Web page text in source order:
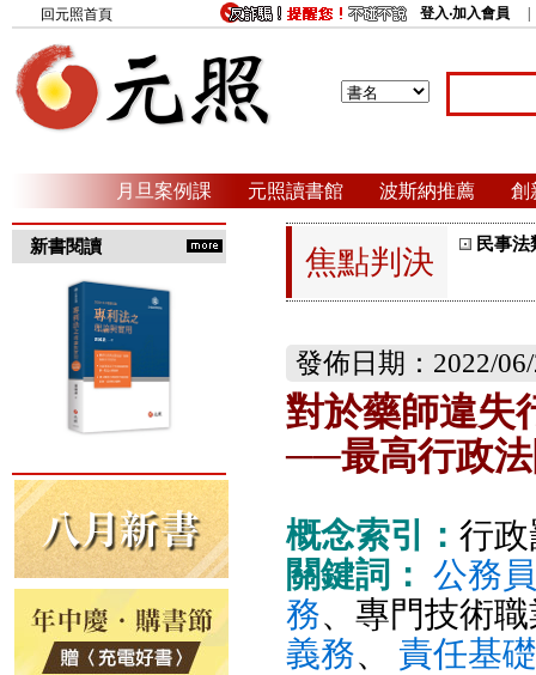
回元照首頁 登入‧加入會員
月旦案例課 元照讀書館 波斯納推薦 創
新書閱讀 焦點判決 民事法
發佈日期：2022/
對於藥師違失
──最高行政
概念索引： 行
關鍵詞： 公務員
務、專門技術
義務、 責任基礎